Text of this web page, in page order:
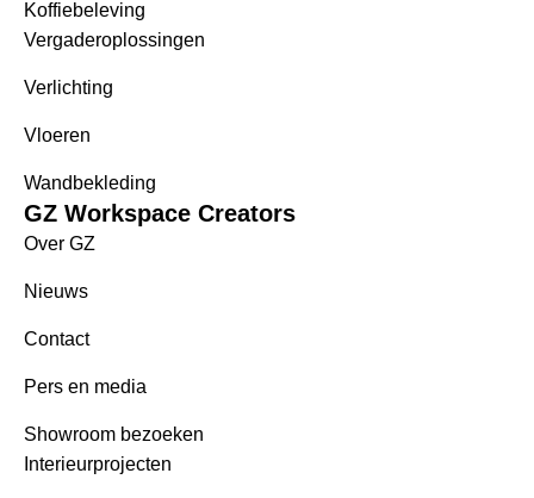
Koffiebeleving
Vergaderoplossingen
Verlichting
Vloeren
Wandbekleding
GZ Workspace Creators
Over GZ
Nieuws
Contact
Pers en media
Showroom bezoeken
Interieurprojecten